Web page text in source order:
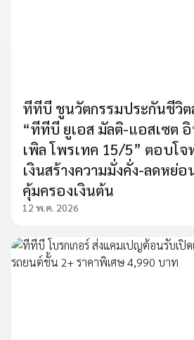
ทีทีบี ชูนวัตกรรมประกันชีวิต
“ทีทีบี ยูเอส มัลติ-แอสเซต
เพิล โพรเทค 15/5” ตอบโ
เงินสร้างความมั่งคั่ง-ลดหย่
คุ้มครองเงินต้น
12 พ.ค. 2026